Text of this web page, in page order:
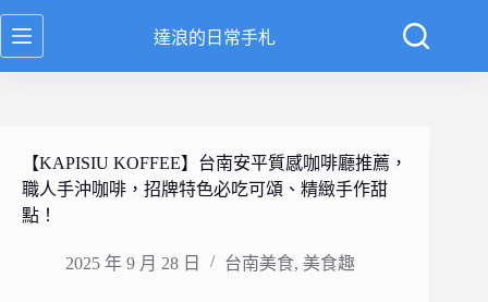
跳
至
達浪的日常手札
【KAPISIU KOFFEE】台南安平質感咖啡廳推薦，
職人手沖咖啡，招牌特色必吃可頌、精緻手作甜
點！
2025 年 9 月 28 日 台南美食, 美食趣